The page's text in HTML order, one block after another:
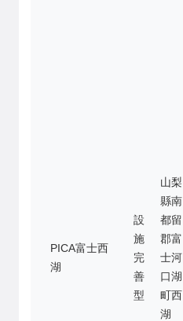
PICA富士西
湖
設
施
完
善
型
山梨
縣南
都留
郡富
士河
口湖
町西
湖